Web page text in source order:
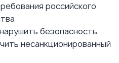
российского
безопасность
несанкционированный